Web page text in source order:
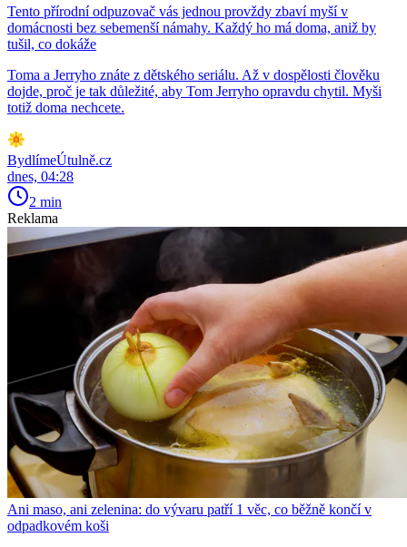
Tento přírodní odpuzovač vás jednou provždy zbaví myší v
domácnosti bez sebemenší námahy. Každý ho má doma, aniž by
tušil, co dokáže
Toma a Jerryho znáte z dětského seriálu. Až v dospělosti člověku
dojde, proč je tak důležité, aby Tom Jerryho opravdu chytil. Myši
totiž doma nechcete.
BydlímeÚtulně.cz
dnes, 04:28
2 min
Reklama
Ani maso, ani zelenina: do vývaru patří 1 věc, co běžně končí v
odpadkovém koši